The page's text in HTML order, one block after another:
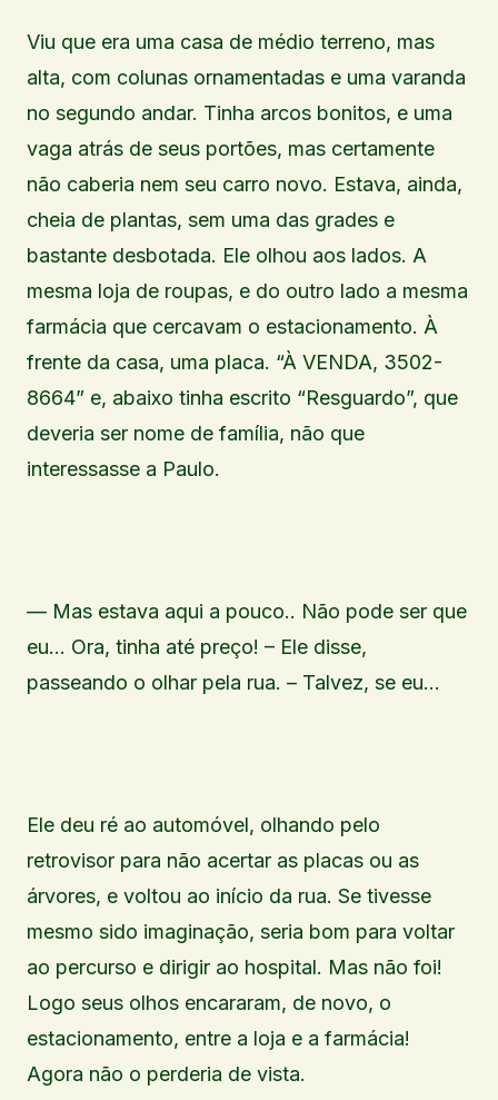
Viu que era uma casa de médio terreno, mas
alta, com colunas ornamentadas e uma varanda
no segundo andar. Tinha arcos bonitos, e uma
vaga atrás de seus portões, mas certamente
não caberia nem seu carro novo. Estava, ainda,
cheia de plantas, sem uma das grades e
bastante desbotada. Ele olhou aos lados. A
mesma loja de roupas, e do outro lado a mesma
farmácia que cercavam o estacionamento. À
frente da casa, uma placa. “À VENDA, 3502-
8664” e, abaixo tinha escrito “Resguardo”, que
deveria ser nome de família, não que
interessasse a Paulo.
— Mas estava aqui a pouco.. Não pode ser que
eu… Ora, tinha até preço! – Ele disse,
passeando o olhar pela rua. – Talvez, se eu…
Ele deu ré ao automóvel, olhando pelo
retrovisor para não acertar as placas ou as
árvores, e voltou ao início da rua. Se tivesse
mesmo sido imaginação, seria bom para voltar
ao percurso e dirigir ao hospital. Mas não foi!
Logo seus olhos encararam, de novo, o
estacionamento, entre a loja e a farmácia!
Agora não o perderia de vista.